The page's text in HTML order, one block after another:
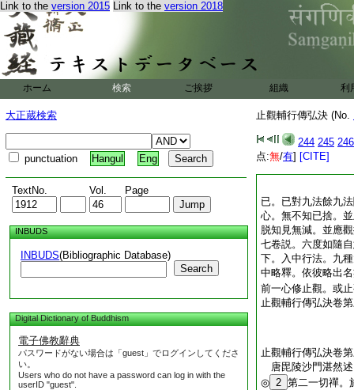
Link to the version 2015 Link to the version 2018
ホーム 検索 ご挨拶 組織 利
大正蔵検索
punctuation Hangul Eng
TextNo. Vol. Page
INBUDS
INBUDS(Bibliographic Database)
Search
Digital Dictionary of Buddhism
電子佛教辭典
パスワードがない場合は「guest」でログインしてくださ
い。
Users who do not have a password can log in with the
userID "guest".
止觀輔行傳弘決 (No.
244 245 246
点:無/有] [CITE]
已。已對九法餘九
心。無不知已捨。
脱知見無減。並應
七卷説。六度如隨
下。入中行法。九
中略釋。依彼略出
前一心修止觀。或
止觀輔行傳弘決卷
止觀輔行傳弘決卷
唐毘陵沙門湛然
◎ 2 第二一切禪。